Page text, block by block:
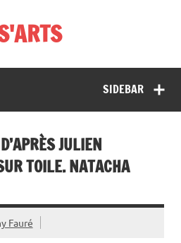
SIDEBAR
JULIEN
TOILE. NATACHA
Fauré